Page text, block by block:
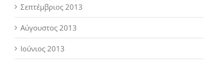
Σεπτέμβριος 2013
Αύγουστος 2013
Ιούνιος 2013